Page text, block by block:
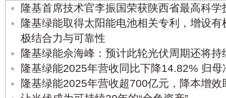
隆基首席技术官李振国荣获陕西省最高科学
隆基绿能取得太阳能电池相关专利，增设
极结合力与可靠性
隆基绿能佘海峰：预计此轮光伏周期还将
隆基绿能2025年营收同比下降14.82% 归
隆基绿能2025年营收超700亿元，降本增效